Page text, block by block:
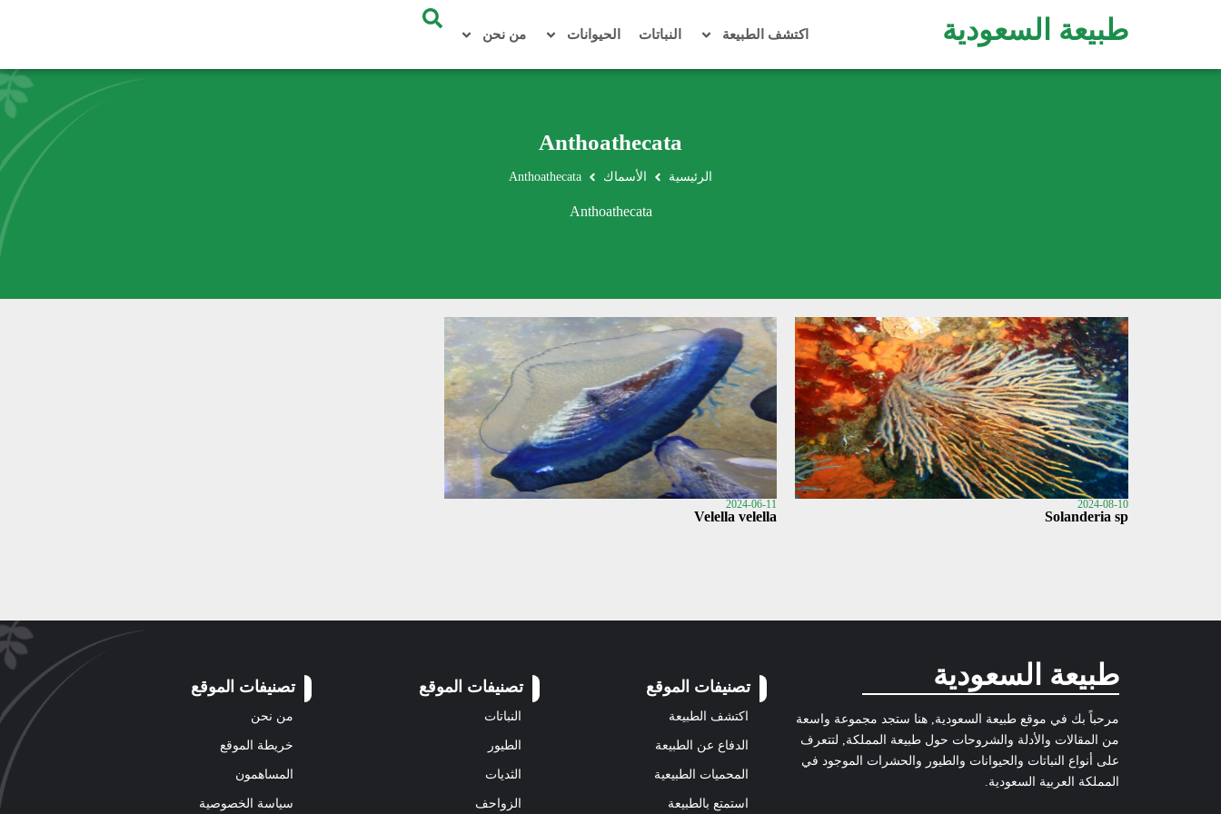
طبيعة السعودية اكتشف الطبيعة النباتات الحيوانات من نحن
Anthoathecata
الرئيسية الأسماك Anthoathecata
Anthoathecata
2024-08-10
Solanderia sp
2024-06-11
Velella velella
طبيعة السعودية
مرحباً بك في موقع طبيعة السعودية, هنا ستجد مجموعة واسعة
من المقالات والأدلة والشروحات حول طبيعة المملكة, لتتعرف
على أنواع النباتات والحيوانات والطيور والحشرات الموجود في
المملكة العربية السعودية.
تصنيفات الموقع
اكتشف الطبيعة
الدفاع عن الطبيعة
المحميات الطبيعية
استمتع بالطبيعة
تصنيفات الموقع
النباتات
الطيور
الثديات
الزواحف
تصنيفات الموقع
من نحن
خريطة الموقع
المساهمون
سياسة الخصوصية